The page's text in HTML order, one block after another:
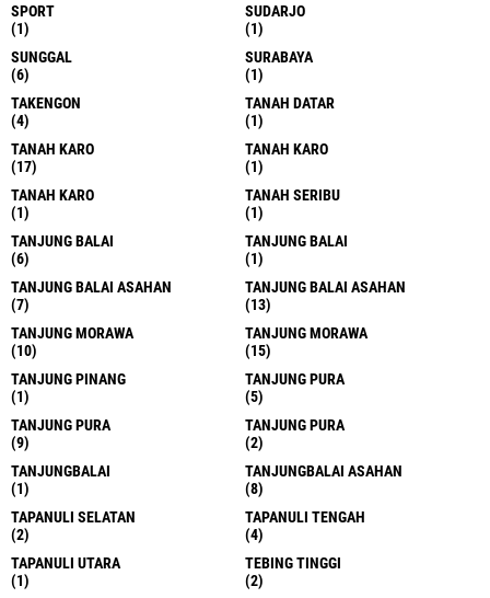
SPORT
(1)
SUDARJO
(1)
SUNGGAL
(6)
SURABAYA
(1)
TAKENGON
(4)
TANAH DATAR
(1)
TANAH KARO
(17)
TANAH KARO
(1)
TANAH KARO
(1)
TANAH SERIBU
(1)
TANJUNG BALAI
(6)
TANJUNG BALAI
(1)
TANJUNG BALAI ASAHAN
(7)
TANJUNG BALAI ASAHAN
(13)
TANJUNG MORAWA
(10)
TANJUNG MORAWA
(15)
TANJUNG PINANG
(1)
TANJUNG PURA
(5)
TANJUNG PURA
(9)
TANJUNG PURA
(2)
TANJUNGBALAI
(1)
TANJUNGBALAI ASAHAN
(8)
TAPANULI SELATAN
(2)
TAPANULI TENGAH
(4)
TAPANULI UTARA
(1)
TEBING TINGGI
(2)